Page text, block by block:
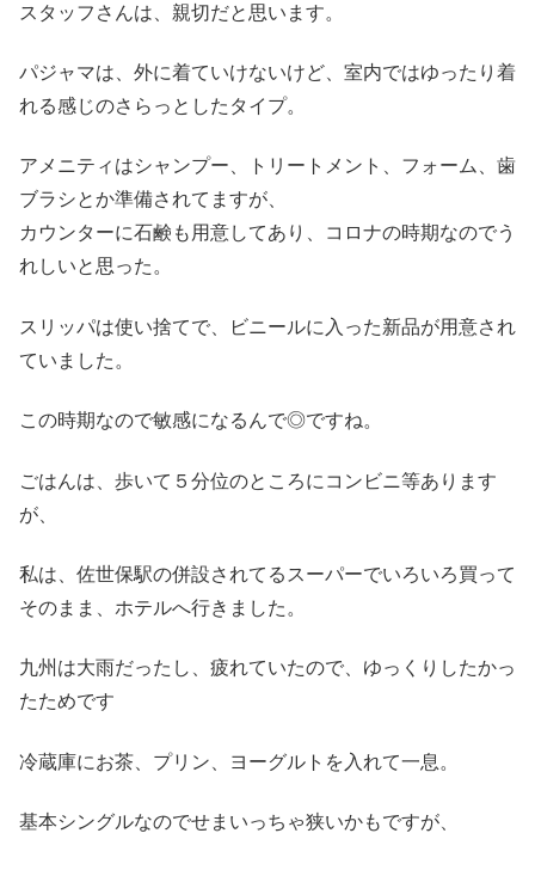
スタッフさんは、親切だと思います。
パジャマは、外に着ていけないけど、室内ではゆったり着
れる感じのさらっとしたタイプ。
アメニティはシャンプー、トリートメント、フォーム、歯
ブラシとか準備されてますが、
カウンターに石鹸も用意してあり、コロナの時期なのでう
れしいと思った。
スリッパは使い捨てで、ビニールに入った新品が用意され
ていました。
この時期なので敏感になるんで◎ですね。
ごはんは、歩いて５分位のところにコンビニ等あります
が、
私は、佐世保駅の併設されてるスーパーでいろいろ買って
そのまま、ホテルへ行きました。
九州は大雨だったし、疲れていたので、ゆっくりしたかっ
たためです
冷蔵庫にお茶、プリン、ヨーグルトを入れて一息。
基本シングルなのでせまいっちゃ狭いかもですが、